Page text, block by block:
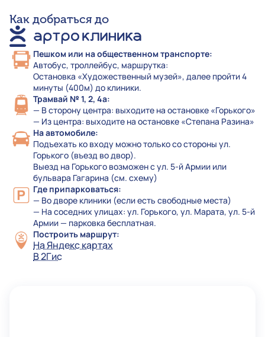
Как добраться до
Пешком или на общественном транспорте:
Автобус, троллейбус, маршрутка:
Остановка «Художественный музей», далее пройти 4
минуты (400м) до клиники.
Трамвай № 1, 2, 4а:
— В сторону центра: выходите на остановке «Горького»
— Из центра: выходите на остановке «Степана Разина»
На автомобиле:
Подъехать ко входу можно только со стороны ул.
Горького (въезд во двор).
Выезд на Горького возможен с ул. 5-й Армии или
бульвара Гагарина (см. схему)
Где припарковаться:
— Во дворе клиники (если есть свободные места)
— На соседних улицах: ул. Горького, ул. Марата, ул. 5-й
Армии — парковка бесплатная.
Построить маршрут:
На Яндекс картах
В 2Гис